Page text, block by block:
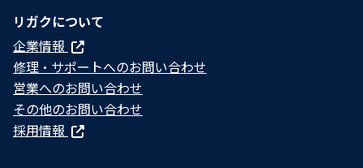
リガクについて
企業情報
修理・サポートへのお問い合わせ
営業へのお問い合わせ
その他のお問い合わせ
採用情報